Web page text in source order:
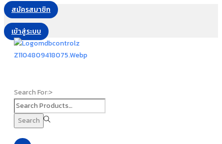
สมัครสมาชิก
เข้าสู่ระบบ
Search For:>
Search